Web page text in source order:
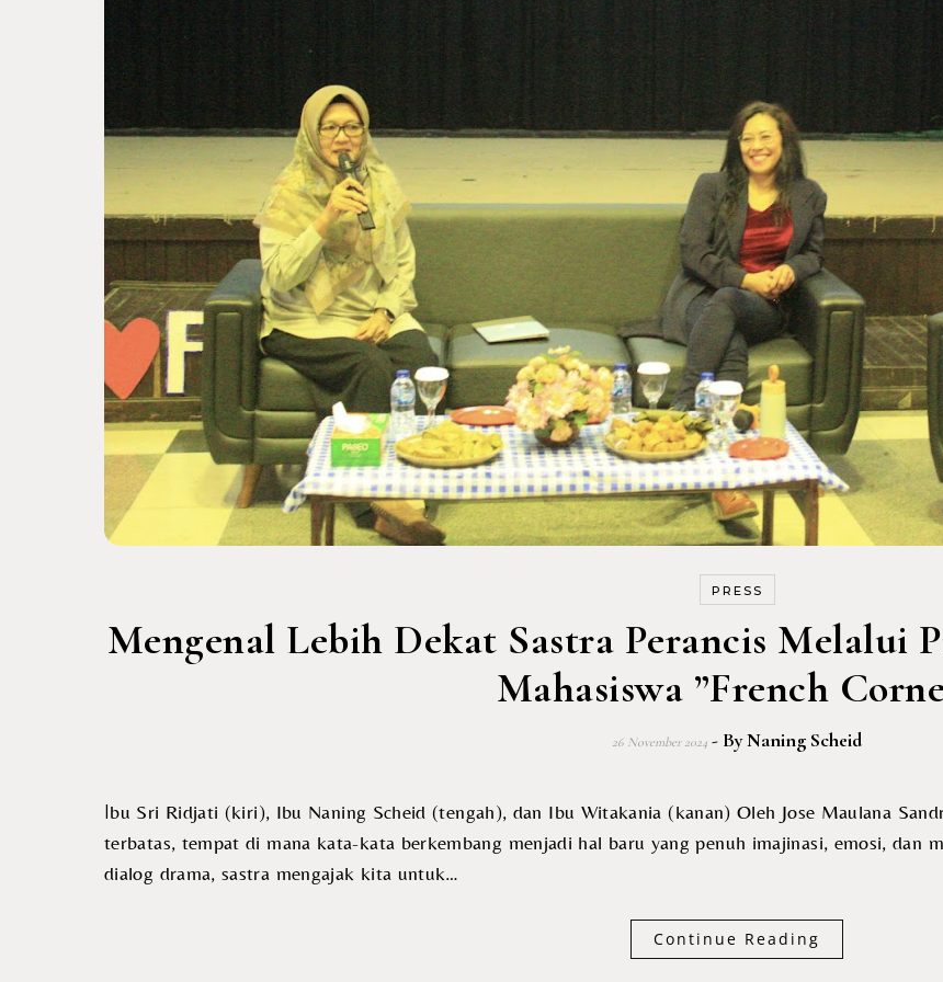
PRESS
Mengenal Lebih Dekat Sastra Perancis Melalui
Mahasiswa ”French
26 November 2024 - ByNaning Scheid
Ibu Sri Ridjati (kiri), Ibu Naning Scheid (tengah), dan Ibu Witakania (kanan) Oleh Jose Maulana Sandrya Dunia kesusastraan merupakan ruang yang tak
terbatas, tempat di mana kata-kata berkembang menjadi hal baru yang penuh imajinasi, emosi, dan
dialog drama, sastra mengajak kita untuk…
Continue Reading